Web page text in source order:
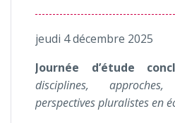
jeudi 4 décembre 2025
Journée d’étude
disciplines,
perspectives pluralistes en